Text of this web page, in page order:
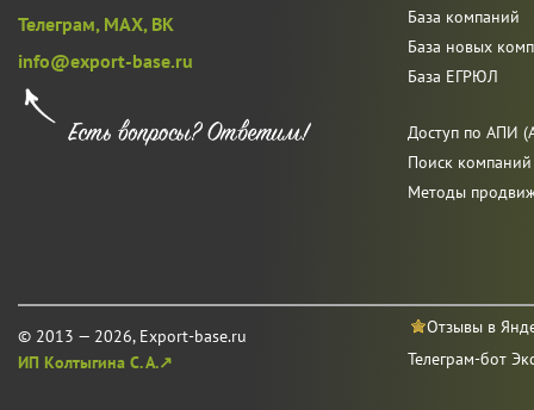
Телеграм, MAX, ВК
info@export-base.ru
© 2013 — 2026, Export-base.ru
ИП Колтыгина С. А.↗
База компаний
База новых
База ЕГРЮЛ
Доступ по АПИ
Поиск
Методы
Отзывы в
Телеграм-бот